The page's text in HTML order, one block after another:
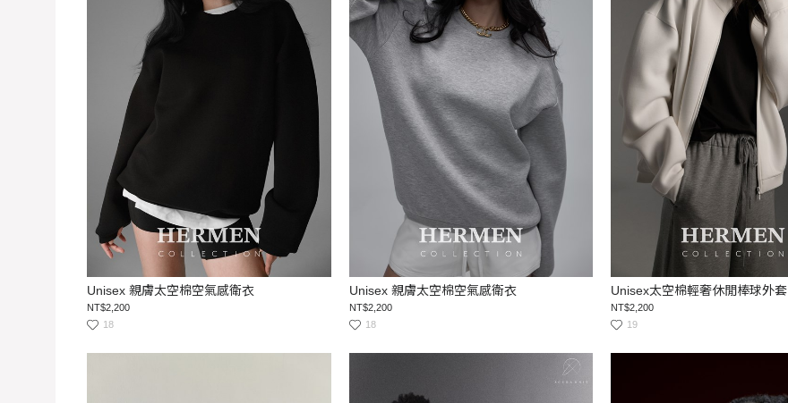
Unisex 親膚太空棉空氣感衛衣
NT$2,200
18
Unisex 親膚太空棉空氣感衛衣
NT$2,200
18
Unisex太空棉輕奢休閒棒球外套
NT$2,200
19